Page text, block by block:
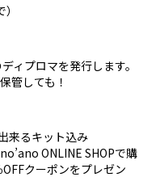
ィプロマを発行します。
管しても！
来るキット込み
ONLINE SHOPで購
クーポンをプレゼン